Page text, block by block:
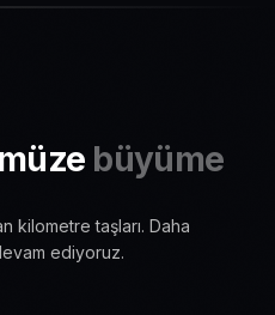
büyüme
kilometre taşları. Daha
ediyoruz.